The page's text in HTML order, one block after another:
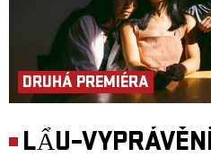
DRUHÁ PREMIÉRA